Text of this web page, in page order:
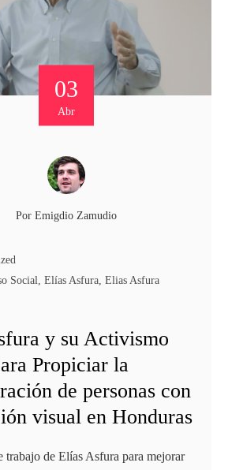
03
Abr
Por Emigdio Zamudio
Social, Elías Asfura, Elias Asfura
y su Activismo
Propiciar la
de personas con
visual en Honduras
trabajo de Elías Asfura para mejorar